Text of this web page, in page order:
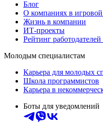
Блог
О компаниях в
Жизнь в компании
ИТ-проекты
Рейтинг
Молодым специалистам
Карьера для молодых
Школа программистов
Карьера в
Боты для уведомлений